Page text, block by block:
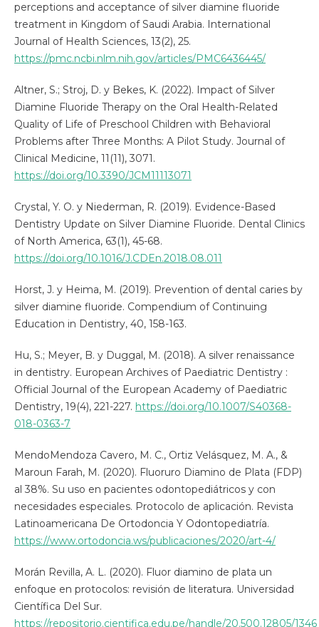
perceptions and acceptance of silver diamine fluoride
treatment in Kingdom of Saudi Arabia. International
Journal of Health Sciences, 13(2), 25.
https://pmc.ncbi.nlm.nih.gov/articles/PMC6436445/
Altner, S.; Stroj, D. y Bekes, K. (2022). Impact of Silver
Diamine Fluoride Therapy on the Oral Health-Related
Quality of Life of Preschool Children with Behavioral
Problems after Three Months: A Pilot Study. Journal of
Clinical Medicine, 11(11), 3071.
https://doi.org/10.3390/JCM11113071
Crystal, Y. O. y Niederman, R. (2019). Evidence-Based
Dentistry Update on Silver Diamine Fluoride. Dental Clinics
of North America, 63(1), 45-68.
https://doi.org/10.1016/J.CDEn.2018.08.011
Horst, J. y Heima, M. (2019). Prevention of dental caries by
silver diamine fluoride. Compendium of Continuing
Education in Dentistry, 40, 158-163.
Hu, S.; Meyer, B. y Duggal, M. (2018). A silver renaissance
in dentistry. European Archives of Paediatric Dentistry :
Official Journal of the European Academy of Paediatric
Dentistry, 19(4), 221-227. https://doi.org/10.1007/S40368-
018-0363-7
MendoMendoza Cavero, M. C., Ortiz Velásquez, M. A., &
Maroun Farah, M. (2020). Fluoruro Diamino de Plata (FDP)
al 38%. Su uso en pacientes odontopediátricos y con
necesidades especiales. Protocolo de aplicación. Revista
Latinoamericana De Ortodoncia Y Odontopediatría.
https://www.ortodoncia.ws/publicaciones/2020/art-4/
Morán Revilla, A. L. (2020). Fluor diamino de plata un
enfoque en protocolos: revisión de literatura. Universidad
Científica Del Sur.
https://repositorio.cientifica.edu.pe/handle/20.500.12805/1346